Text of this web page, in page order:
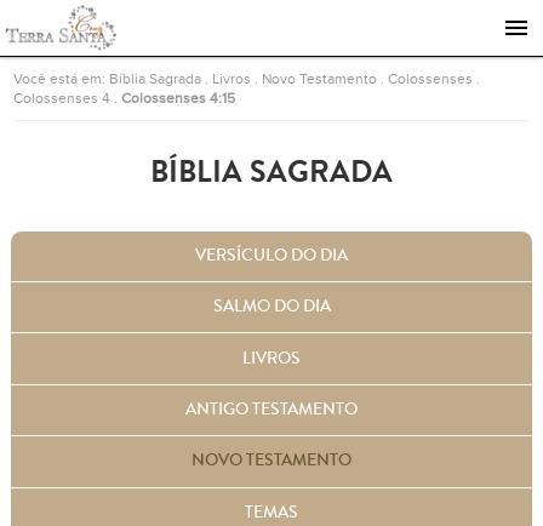
Ir para a página inicial
Você está em: Bíblia Sagrada Livros Novo Testamento .Colossenses
Colossenses 4 .Colossenses 4:15
BÍBLIA SAGRADA
VERSÍCULO DO DIA
SALMO DO DIA
LIVROS
ANTIGO TESTAMENTO
NOVO TESTAMENTO
TEMAS